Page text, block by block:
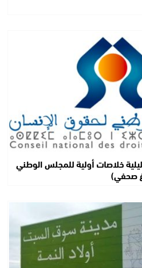
خلاصات أولية للمجلس الوطني
صحفي)